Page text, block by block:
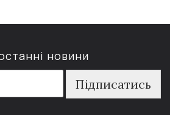
новини
Підписатись